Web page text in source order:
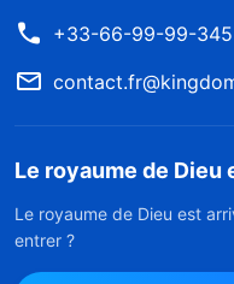
+33-66-99-99-345
Le royaume de Dieu
Le royaume de Dieu est
entrer ?